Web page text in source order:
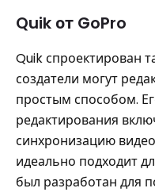
Quik от GoPro
Quik спроектирован
создатели могут
простым способом.
редактирования
синхронизацию
идеально подходит
был разработан для